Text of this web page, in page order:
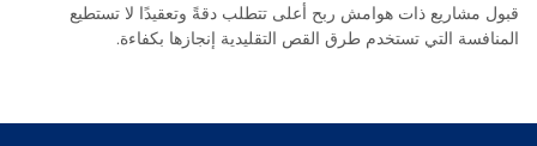
قبول مشاريع ذات هوامش ربح أعلى تتطلب دقةً وتعقيدًا لا تستطيع
المنافسة التي تستخدم طرق القص التقليدية إنجازها بكفاءة.